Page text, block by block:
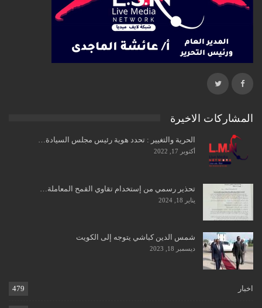
المشاركات الاخيرة
الحرية والتغيير : تحدد هوية رئيس مجلس السيادة…
أكتوبر 17, 2022
تحذير رسمي من إستخدام تقاوي القمح المعاملة…
يناير 18, 2024
شمس الدين كباشي يتوجه إلى الكويت
ديسمبر 18, 2023
اخبار 479